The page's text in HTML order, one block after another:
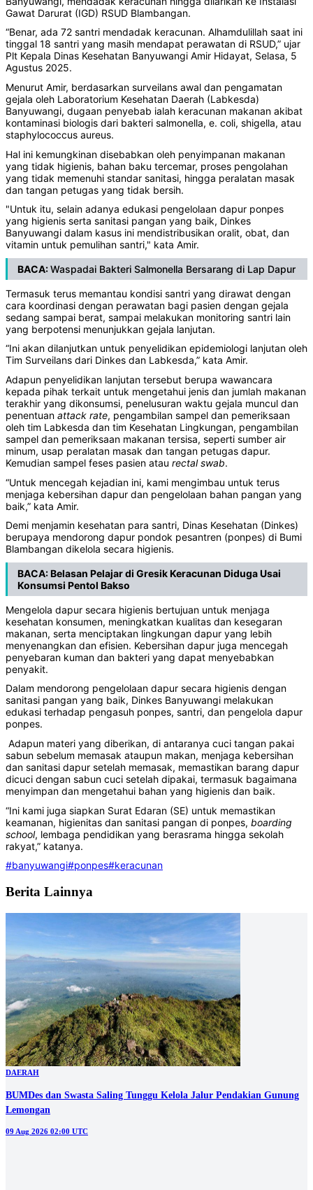
Gawat Darurat (IGD) RSUD Blambangan.
“Benar, ada 72 santri mendadak keracunan. Alhamdulillah saat ini
tinggal 18 santri yang masih mendapat perawatan di RSUD,” ujar
Plt Kepala Dinas Kesehatan Banyuwangi Amir Hidayat, Selasa, 5
Agustus 2025.
Menurut Amir, berdasarkan surveilans awal dan pengamatan
gejala oleh Laboratorium Kesehatan Daerah (Labkesda)
Banyuwangi, dugaan penyebab ialah keracunan makanan akibat
kontaminasi biologis dari bakteri salmonella, e. coli, shigella, atau
staphylococcus aureus.
Hal ini kemungkinan disebabkan oleh penyimpanan makanan
yang tidak higienis, bahan baku tercemar, proses pengolahan
yang tidak memenuhi standar sanitasi, hingga peralatan masak
dan tangan petugas yang tidak bersih.
"Untuk itu, selain adanya edukasi pengelolaan dapur ponpes
yang higienis serta sanitasi pangan yang baik, Dinkes
Banyuwangi dalam kasus ini mendistribusikan oralit, obat, dan
vitamin untuk pemulihan santri," kata Amir.
BACA:Waspadai Bakteri Salmonella Bersarang di Lap Dapur
Termasuk terus memantau kondisi santri yang dirawat dengan
cara ⁠koordinasi dengan perawatan bagi pasien dengan gejala
sedang sampai berat, sampai melakukan monitoring santri lain
yang berpotensi menunjukkan gejala lanjutan.
“Ini akan dilanjutkan untuk penyelidikan epidemiologi lanjutan oleh
Tim Surveilans dari Dinkes dan Labkesda,” kata Amir.
Adapun penyelidikan lanjutan tersebut berupa wawancara
kepada pihak terkait untuk mengetahui jenis dan jumlah makanan
terakhir yang dikonsumsi, penelusuran waktu gejala muncul dan
penentuan attack rate, pengambilan sampel dan pemeriksaan
oleh tim Labkesda dan tim Kesehatan Lingkungan, pengambilan
sampel dan pemeriksaan makanan tersisa, seperti sumber air
minum, usap peralatan masak dan tangan petugas dapur.
Kemudian sampel feses pasien atau rectal swab.
“Untuk mencegah kejadian ini, kami mengimbau untuk terus
menjaga kebersihan dapur dan pengelolaan bahan pangan yang
baik,” kata Amir.
Demi menjamin kesehatan para santri, Dinas Kesehatan (Dinkes)
berupaya mendorong dapur pondok pesantren (ponpes) di Bumi
Blambangan dikelola secara higienis.
BACA:Belasan Pelajar di Gresik Keracunan Diduga Usai
Konsumsi Pentol Bakso
Mengelola dapur secara higienis bertujuan untuk menjaga
kesehatan konsumen, meningkatkan kualitas dan kesegaran
makanan, serta menciptakan lingkungan dapur yang lebih
menyenangkan dan efisien. Kebersihan dapur juga mencegah
penyebaran kuman dan bakteri yang dapat menyebabkan
penyakit.
Dalam mendorong pengelolaan dapur secara higienis dengan
sanitasi pangan yang baik, Dinkes Banyuwangi melakukan
edukasi terhadap pengasuh ponpes, santri, dan pengelola dapur
ponpes.
Adapun materi yang diberikan, di antaranya cuci tangan pakai
sabun sebelum memasak ataupun makan, menjaga kebersihan
dan sanitasi dapur setelah memasak, memastikan barang dapur
dicuci dengan sabun cuci setelah dipakai, termasuk bagaimana
menyimpan dan mengetahui bahan yang higienis dan baik.
“Ini kami juga siapkan Surat Edaran (SE) untuk memastikan
keamanan, higienitas dan sanitasi pangan di ponpes, boarding
school, lembaga pendidikan yang berasrama hingga sekolah
rakyat,” katanya.
#banyuwangi#ponpes#keracunan
Berita Lainnya
DAERAH
BUMDes dan Swasta Saling Tunggu Kelola Jalur Pendakian Gunung
Lemongan
09 Aug 2026 02:00 UTC